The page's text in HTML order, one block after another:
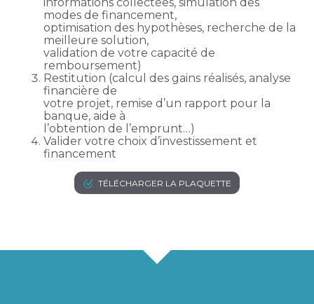
informations collectées, simulation des
modes de financement,
optimisation des hypothèses, recherche de la
meilleure solution,
validation de votre capacité de
remboursement)
Restitution (calcul des gains réalisés, analyse
financière de
votre projet, remise d’un rapport pour la
banque, aide à
l’obtention de l’emprunt…)
Valider votre choix d’investissement et
financement
TÉLÉCHARGER LA PLAQUETTE